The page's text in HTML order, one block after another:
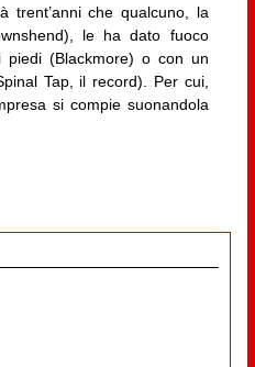
trent’anni che qualcuno, la
le ha dato fuoco
piedi (Blackmore) o con un
Tap, il record). Per cui,
si compie suonandola